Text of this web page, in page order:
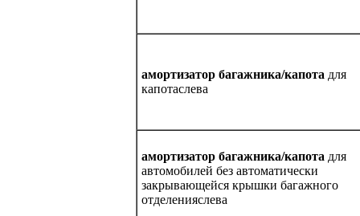
амортизатор багажника/капота для
капотаслева
амортизатор багажника/капота для
автомобилей без автоматически
закрывающейся крышки багажного
отделенияслева